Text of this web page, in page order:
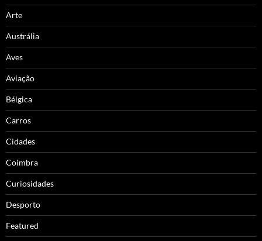
Arte
Austrália
Aves
Aviação
Bélgica
Carros
Cidades
Coimbra
Curiosidades
Desporto
Featured